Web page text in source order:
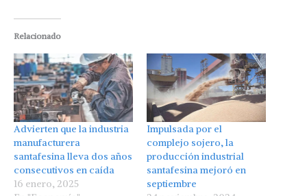
Relacionado
Advierten que la industria
manufacturera
santafesina lleva dos años
consecutivos en caída
16 enero, 2025
Impulsada por el
complejo sojero, la
producción industrial
santafesina mejoró en
septiembre